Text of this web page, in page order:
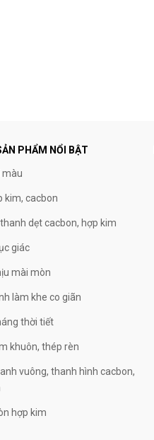
PHẨM NỔI BẬT
màu
kim, cacbon
dẹt cacbon, hợp kim
giác
mài mòn
làm khe co giãn
thời tiết
khuôn, thép rèn
vuông, thanh hình cacbon,
hợp kim